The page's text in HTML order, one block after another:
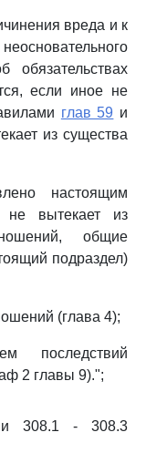
вреда и к
если иное не
глав 59 и
из существа
настоящим
не вытекает из
общие
подраздел)
(глава 4);
последствий
2 главы 9).";
308.1 - 308.3